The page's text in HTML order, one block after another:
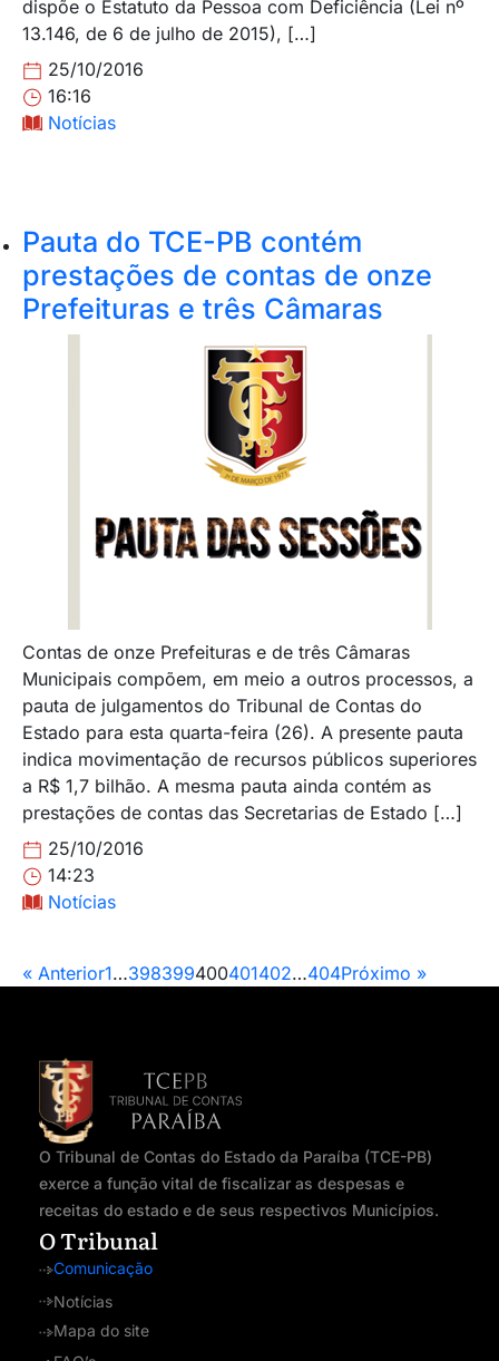
dispõe o Estatuto da Pessoa com Deficiência (Lei nº
13.146, de 6 de julho de 2015), […]
25/10/2016
16:16
Notícias
Pauta do TCE-PB contém
prestações de contas de onze
Prefeituras e três Câmaras
Contas de onze Prefeituras e de três Câmaras
Municipais compõem, em meio a outros processos, a
pauta de julgamentos do Tribunal de Contas do
Estado para esta quarta-feira (26). A presente pauta
indica movimentação de recursos públicos superiores
a R$ 1,7 bilhão. A mesma pauta ainda contém as
prestações de contas das Secretarias de Estado […]
25/10/2016
14:23
Notícias
« Anterior1…398399400401402…404Próximo »
O Tribunal de Contas do Estado da Paraíba (TCE-PB)
exerce a função vital de fiscalizar as despesas e
receitas do estado e de seus respectivos Municípios.
O Tribunal
Comunicação
Notícias
Mapa do site